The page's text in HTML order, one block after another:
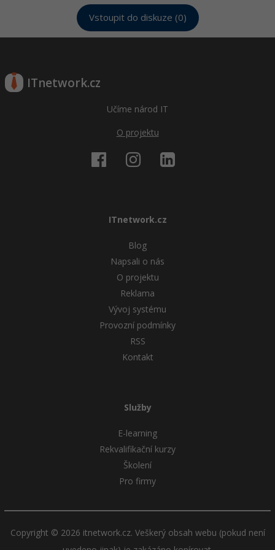
Vstoupit do diskuze (0)
ITnetwork.cz
Učíme národ IT
O projektu
ITnetwork.cz
Blog
Napsali o nás
O projektu
Reklama
Vývoj systému
Provozní podmínky
RSS
Kontakt
Služby
E-learning
Rekvalifikační kurzy
Školení
Pro firmy
Copyright © 2026 itnetwork.cz. Veškerý obsah webu (pokud není